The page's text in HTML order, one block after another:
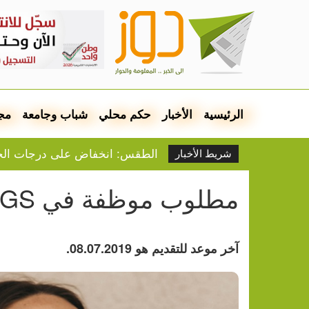
الرئيسية الأخبار حكم محلي شباب وجامعة
شريط الأخبار الطقس: انخفاض على درجات
تواصل انتهاكات الجيش
عبد الرحمن السيد ينتصر على
مخطط استيطاني جديد في
نتنياهو يلمح إلى إمكانية
مصطفى: سنبذل أقصى الجهود
البيان الختامي لاجتماع عمّان:
الرئيس يتسلّم التقرير السنوي
فيديو.. بيت إيبا تناشد الرئيس
مطلوب موظفة في NATURAL COVERINGS
آخر موعد للتقديم هو 08.07.2019.